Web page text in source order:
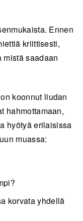
Ennen
kriittisesti,
mistä saadaan
koonnut liudan
hahmottamaan,
hyötyä erilaisissa
muassa:
korvata yhdellä